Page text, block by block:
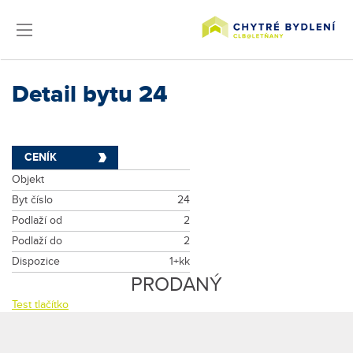
Detail bytu 24
CENÍK
Objekt
Byt číslo
24
Podlaží od
2
Podlaží do
2
Dispozice
1+kk
PRODANÝ
Test tlačítko